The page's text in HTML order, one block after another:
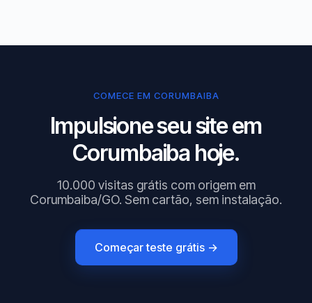
COMECE EM CORUMBAIBA
Impulsione seu site em
Corumbaiba hoje.
10.000 visitas grátis com origem em
Corumbaiba/GO. Sem cartão, sem instalação.
Começar teste grátis →